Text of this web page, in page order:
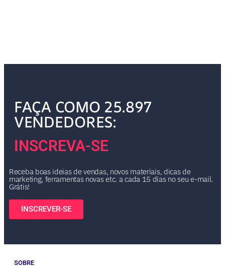
FAÇA COMO 25.897
VENDEDORES:
INSCREVA-SE
Receba boas ideias de vendas, novos materiais, dicas de
marketing, ferramentas novas etc. a cada 15 dias no seu e-mail.
Grátis!
INSCREVER-SE
SOBRE